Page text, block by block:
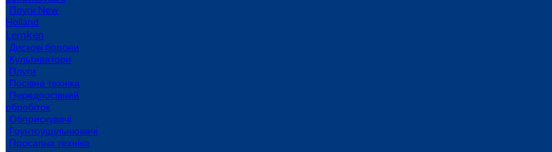
Плуги New
Holland
Lemken
Дискові борони
Культиватори
Плуги
Посівна техніка
Передпосівний
обробіток
Обприскувачі
Грунтоущільнювачі
Просапна техніка